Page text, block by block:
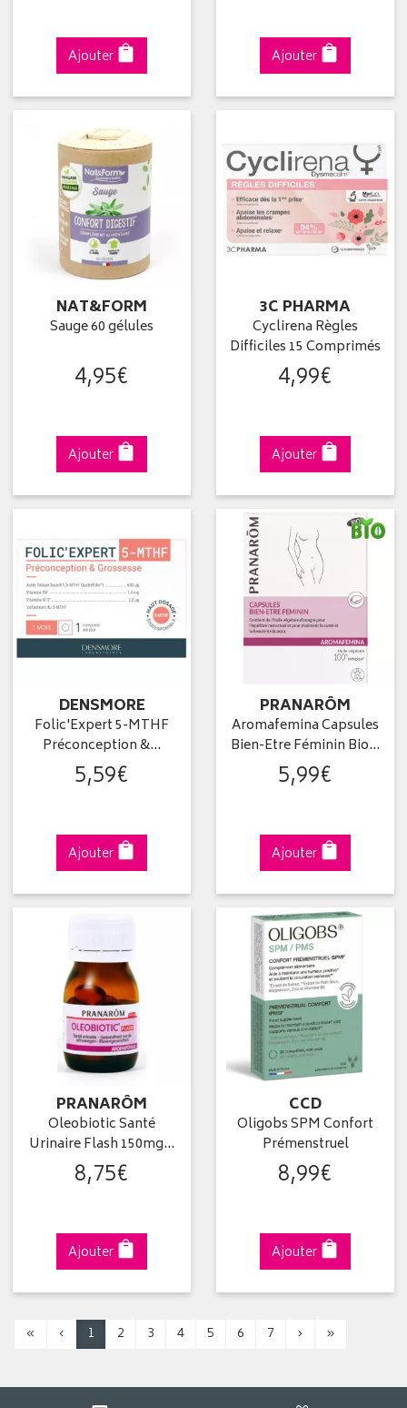
Ajouter Ajouter
NAT&FORM
Sauge 60 gélules
4,95€
Ajouter
3C PHARMA
Cyclirena Règles
Difficiles 15 Comprimés
4,99€
Ajouter
DENSMORE
Folic'Expert 5-MTHF
Préconception &…
5,59€
Ajouter
PRANARÔM
Aromafemina Capsules
Bien-Etre Féminin Bio…
5,99€
Ajouter
PRANARÔM
Oleobiotic Santé
Urinaire Flash 150mg…
8,75€
Ajouter
CCD
Oligobs SPM Confort
Prémenstruel
8,99€
Ajouter
« ‹ 1 2 3 4 5 6 7 › »